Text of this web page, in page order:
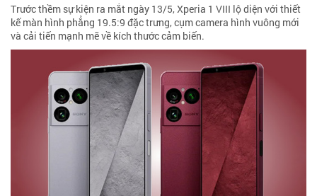
Trước thềm sự kiện ra mắt ngày 13/5, Xperia 1 VIII lộ diện với thiết
kế màn hình phẳng 19.5:9 đặc trưng, cụm camera hình vuông mới
và cải tiến mạnh mẽ về kích thước cảm biến.